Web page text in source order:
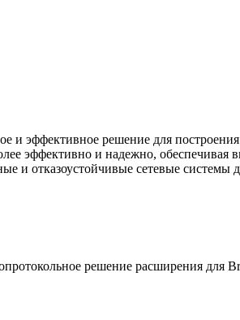
и эффективное решение для
эффективно и надежно,
и отказоустойчивые сетевые
решение расширения для